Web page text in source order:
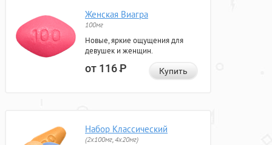
Женская Виагра
100мг
Новые, яркие ощущения для
девушек и женщин.
от 116Р Купить
Набор Классический
(2x100мг, 4x20мг)